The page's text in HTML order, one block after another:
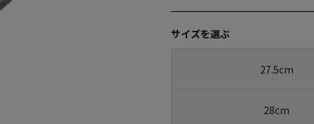
サイズを選ぶ
27.5cm
28cm